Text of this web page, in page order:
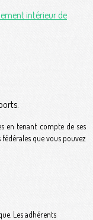
intérieur de
en tenant compte de ses
que vous pouvez
Les adhérents